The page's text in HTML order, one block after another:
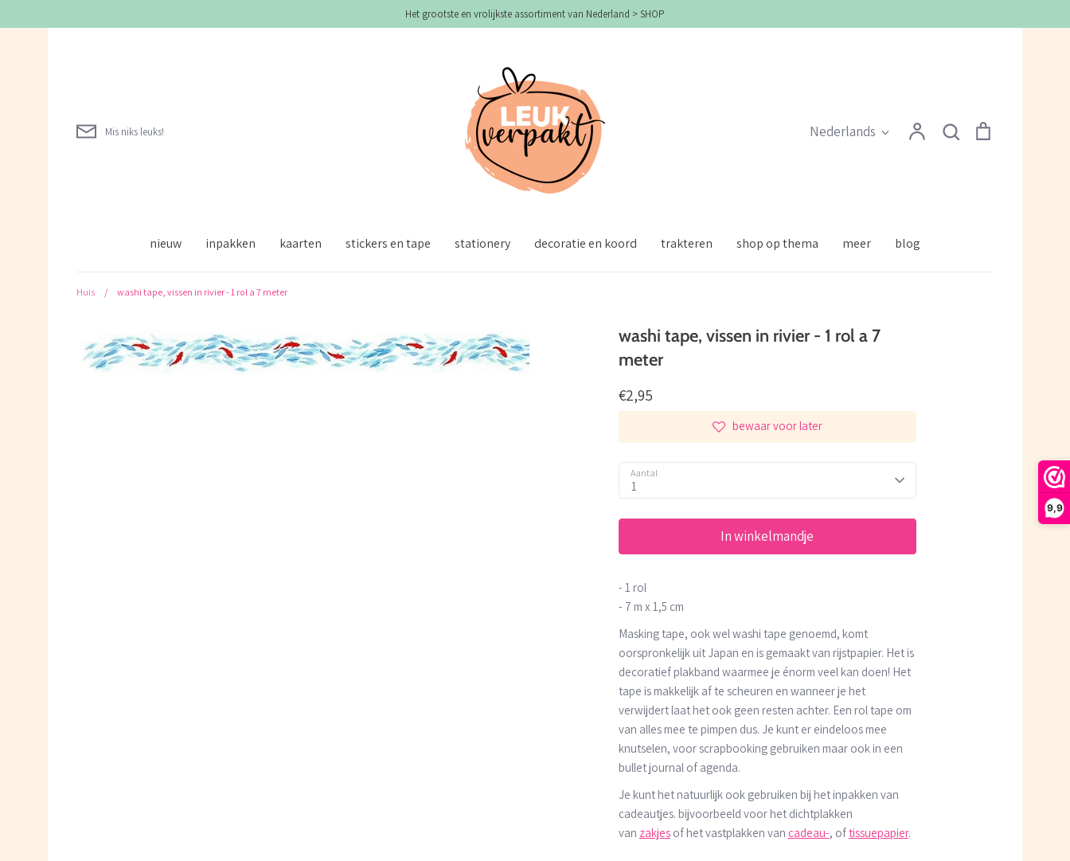
9,9
naar
Het grootste en vrolijkste assortiment van Nederland > SHOP
Mis niks leuks! Taal
Nederlands Account Zoeken
nieuw inpakken kaarten stickers en tape stationery decoratie en koord trakteren shop op thema meer blog
Huis / washi tape, vissen in rivier - 1 rol a 7 meter
washi tape, vissen in rivier - 1 rol a 7
meter
€2,95
bewaar voor later
Aantal
1
In winkelmandje
- 1 rol
- 7 m x 1,5 cm
Masking tape, ook wel washi tape genoemd, komt
oorspronkelijk uit Japan en is gemaakt van rijstpapier. Het is
decoratief plakband waarmee je énorm veel kan doen! Het
tape is makkelijk af te scheuren en wanneer je het
verwijdert laat het ook geen resten achter. Een rol tape om
van alles mee te pimpen dus. Je kunt er eindeloos mee
knutselen, voor scrapbooking gebruiken maar ook in een
bullet journal of agenda.
Je kunt het natuurlijk ook gebruiken bij het inpakken van
cadeautjes. bijvoorbeeld voor het dichtplakken
van zakjes of het vastplakken van cadeau-, oftissuepapier.